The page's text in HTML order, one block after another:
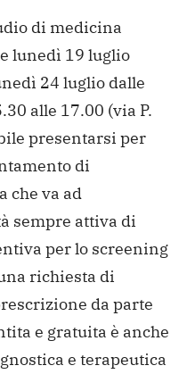
di medicina
lunedì 19 luglio
24 luglio dalle
alle 17.00 (via P.
presentarsi per
di
che va ad
sempre attiva di
per lo screening
richiesta di
da parte
e gratuita è anche
e terapeutica